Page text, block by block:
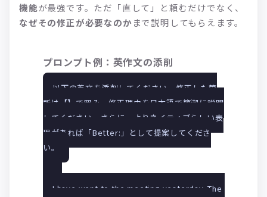
機能が最強です。ただ「直して」と頼むだけでなく、
なぜその修正が必要なのか まで説明してもらえます。
プロンプト例：英作文の添削
以下の英文を添削してください。修正した箇
所は【】で囲み、修正理由を日本語で簡潔に説明
してください。さらに、よりネイティブらしい表
現があれば「Better:」として提案してくださ
い。
I have went to the meeting yesterday. The